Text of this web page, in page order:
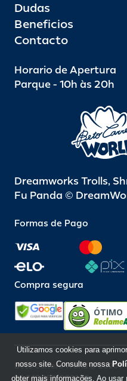
Dudas
Beneficios
Contacto
Horario de Apertura
Parque - 10h às 20h
Dreamworks Trolls,
Fu Panda ©
Formas de Pago
Compra segura
ÓTIMO
Beto Carrero World @ 2026
85.248.987/0001-10
Utilizamos cookies para
nosso site. Consulte nossa
obter mais informações. Ao